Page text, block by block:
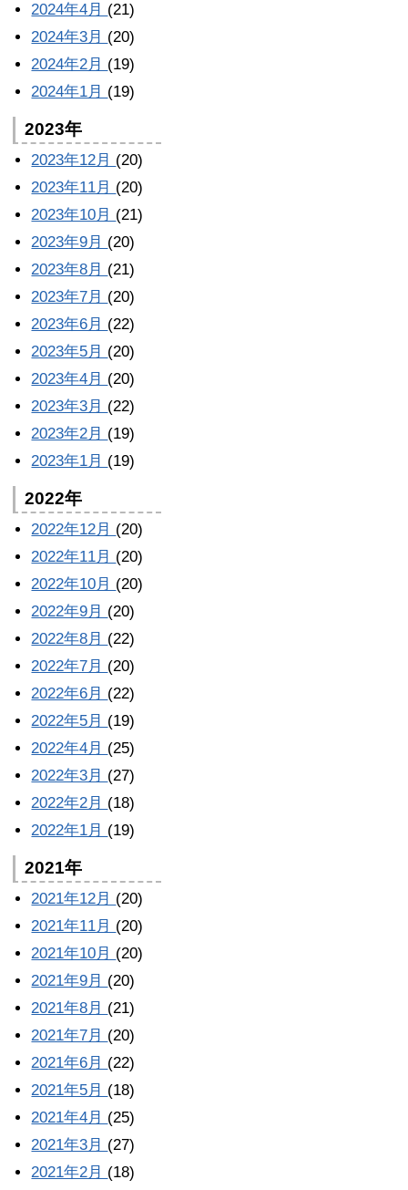
2024年4月 (21)
2024年3月 (20)
2024年2月 (19)
2024年1月 (19)
2023年
2023年12月 (20)
2023年11月 (20)
2023年10月 (21)
2023年9月 (20)
2023年8月 (21)
2023年7月 (20)
2023年6月 (22)
2023年5月 (20)
2023年4月 (20)
2023年3月 (22)
2023年2月 (19)
2023年1月 (19)
2022年
2022年12月 (20)
2022年11月 (20)
2022年10月 (20)
2022年9月 (20)
2022年8月 (22)
2022年7月 (20)
2022年6月 (22)
2022年5月 (19)
2022年4月 (25)
2022年3月 (27)
2022年2月 (18)
2022年1月 (19)
2021年
2021年12月 (20)
2021年11月 (20)
2021年10月 (20)
2021年9月 (20)
2021年8月 (21)
2021年7月 (20)
2021年6月 (22)
2021年5月 (18)
2021年4月 (25)
2021年3月 (27)
2021年2月 (18)